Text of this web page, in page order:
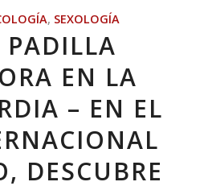
, SEXOLOGÍA
PADILLA
EN LA
– EN EL
DESCUBRE